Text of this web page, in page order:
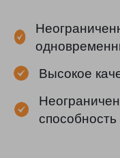
публичные
Высокое
способность